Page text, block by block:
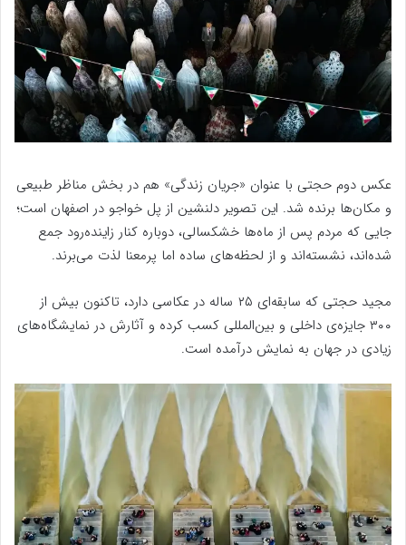
عکس دوم حجتی با عنوان «جریان زندگی» هم در بخش مناظر طبیعی
و مکان‌ها برنده شد. این تصویر دلنشین از پل خواجو در اصفهان است؛
جایی که مردم پس از ماه‌ها خشکسالی، دوباره کنار زاینده‌رود جمع
شده‌اند، نشسته‌اند و از لحظه‌های ساده اما پرمعنا لذت می‌برند.
مجید حجتی که سابقه‌ای ۲۵ ساله در عکاسی دارد، تاکنون بیش از
۳۰۰ جایزه‌ی داخلی و بین‌المللی کسب کرده و آثارش در نمایشگاه‌های
زیادی در جهان به نمایش درآمده است.